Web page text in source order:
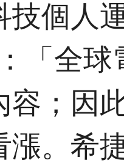
人運
「全
容；因
漲。希